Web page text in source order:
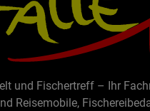
und Fischertreff – Ihr
Reisemobile,